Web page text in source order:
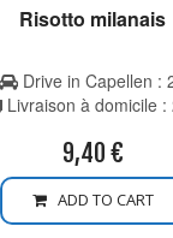
Risotto milanais
Drive in Capellen :
Livraison à domicile :
9,40 €
ADD TO CART